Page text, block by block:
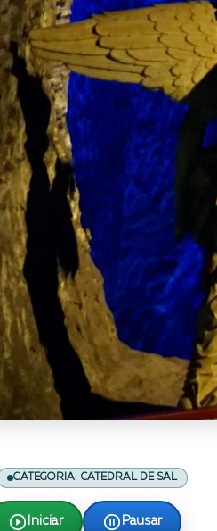
CATEGORIA: CATEDRAL DE SAL
Iniciar Pausar